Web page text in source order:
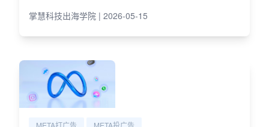
掌慧科技出海学院 | 2026-05-15
META打广告 META投广告